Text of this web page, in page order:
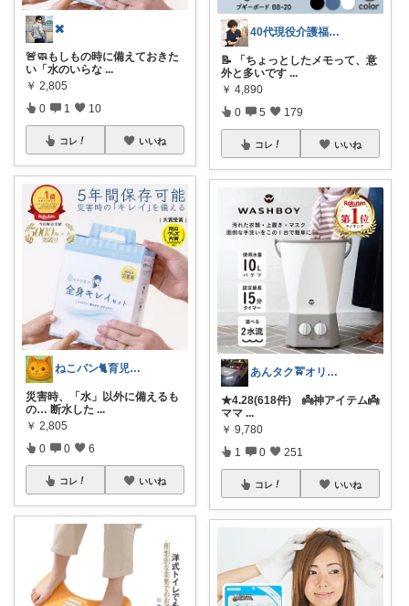
✖️
🚨🧼もしもの時に備えておきた
い「水のいらな ...
￥ 2,805
0 1 10
コレ いいね
ねこパン🐈育児お助け
災害時、「水」以外に備えるも
の… 断水した ...
￥ 2,805
0 0 6
コレ いいね
40代現役介護福祉士/仕事も休日も快適に
📝 「ちょっとしたメモって、意
外と多いです ...
￥ 4,890
0 5 179
コレ いいね
あんタク🚖オリ写卒業🥸C✋
★4.28(618件) 👼神アイテム👼
ママ ...
￥ 9,780
1 0 251
コレ いいね